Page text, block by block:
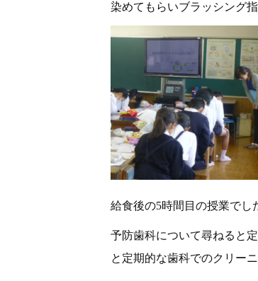
染めてもらいブラッシング
給食後の5時間目の授業でし
予防歯科について尋ねると
と定期的な歯科でのクリー